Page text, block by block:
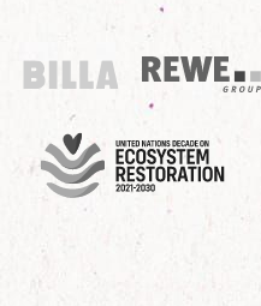
Billa
REWE Group
UN Decade